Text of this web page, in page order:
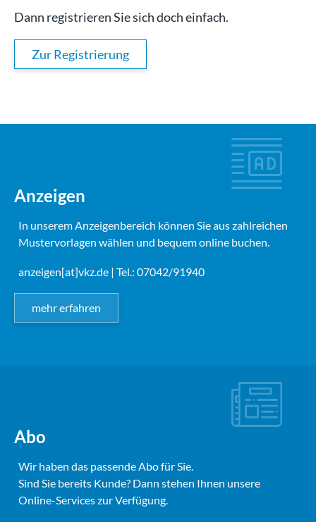
Dann registrieren Sie sich doch einfach.
Zur Registrierung
Anzeigen
In unserem Anzeigenbereich können Sie aus zahlreichen
Mustervorlagen wählen und bequem online buchen.
anzeigen[at]vkz.de | Tel.: 07042/91940
mehr erfahren
Abo
Wir haben das passende Abo für Sie.
Sind Sie bereits Kunde? Dann stehen Ihnen unsere
Online-Services zur Verfügung.